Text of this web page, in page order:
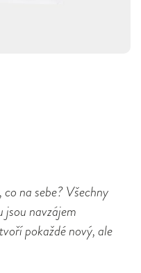
na sebe? Všechny
jsou navzájem
pokaždé nový, ale